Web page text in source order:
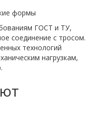
формы
ГОСТ и ТУ,
соединение с тросом.
технологий
нагрузкам,